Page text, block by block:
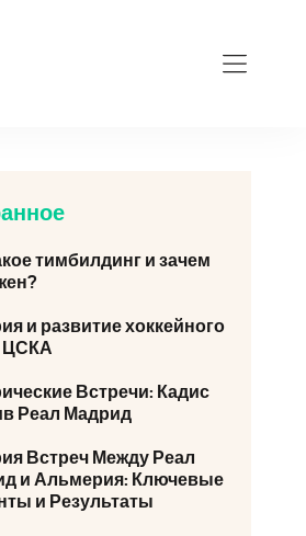
тимбилдинг и зачем
и развитие хоккейного
ЦСКА
Встречи: Кадис
Реал Мадрид
Встреч Между Реал
и Альмерия: Ключевые
и Результаты